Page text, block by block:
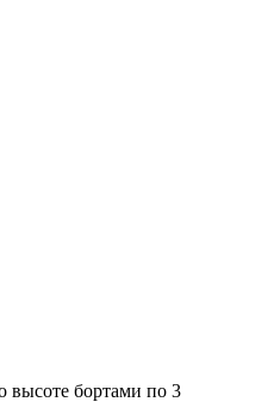
высоте бортами по 3